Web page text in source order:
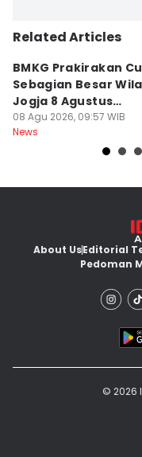
Related Articles
BMKG Prakirakan
Sebagian Besar
Jogja 8 Agustus
Berawan
08 Agu 2026, 09:57 WIB
News
About UsEditorial
Pedoman
© 2026